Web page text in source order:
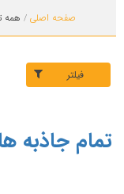
صفحه اصلی همه
فیلتر
تمام جاذبه